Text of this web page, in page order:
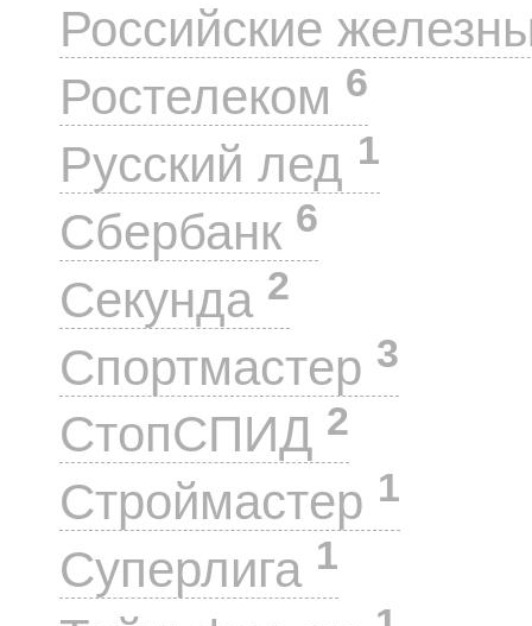
Российские
Ростелеком 6
Русский лед 1
Сбербанк 6
Секунда 2
Спортмастер 3
СтопСПИД 2
Строймастер 1
Суперлига 1